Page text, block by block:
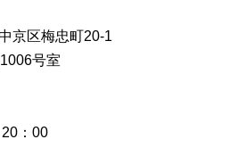
京区梅忠町20-1
号室
：00